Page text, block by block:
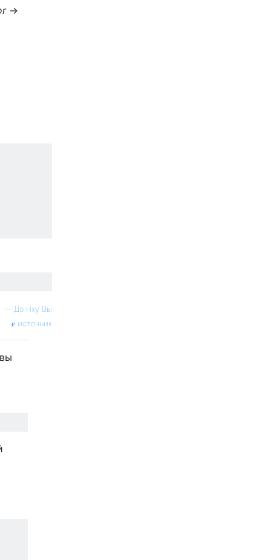
→
— До Нху Вы
источник